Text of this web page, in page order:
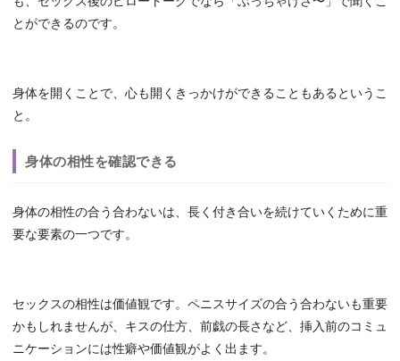
とができるのです。
身体を開くことで、心も開くきっかけができることもあるというこ
と。
身体の相性を確認できる
身体の相性の合う合わないは、長く付き合いを続けていくために重
要な要素の一つです。
セックスの相性は価値観です。ペニスサイズの合う合わないも重要
かもしれませんが、キスの仕方、前戯の長さなど、挿入前のコミュ
ニケーションには性癖や価値観がよく出ます。